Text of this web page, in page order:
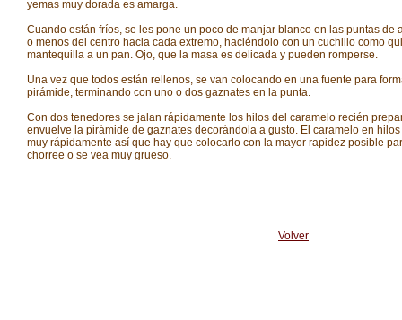
yemas muy dorada es amarga.
Cuando están fríos, se les pone un poco de manjar blanco en las puntas de
o menos del centro hacia cada extremo, haciéndolo con un cuchillo como
mantequilla a un pan. Ojo, que la masa es delicada y pueden romperse.
Una vez que todos están rellenos, se van colocando en una fuente para
pirámide, terminando con uno o dos gaznates en la punta.
Con dos tenedores se jalan rápidamente los hilos del caramelo recién
envuelve la pirámide de gaznates decorándola a gusto. El caramelo en
muy rápidamente así que hay que colocarlo con la mayor rapidez posible
chorree o se vea muy grueso.
Volver